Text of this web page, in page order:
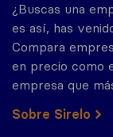
¿Buscas una
es así, has
Compara
en precio como
empresa que
Sobre Sirelo